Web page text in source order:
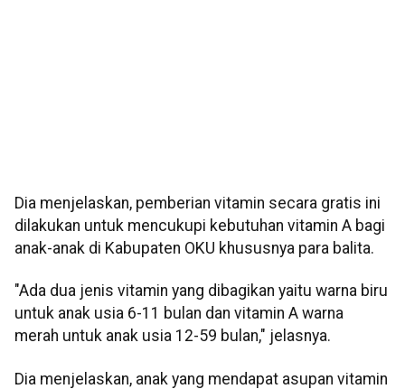
Dia menjelaskan, pemberian vitamin secara gratis ini
dilakukan untuk mencukupi kebutuhan vitamin A bagi
anak-anak di Kabupaten OKU khususnya para balita.
"Ada dua jenis vitamin yang dibagikan yaitu warna biru
untuk anak usia 6-11 bulan dan vitamin A warna
merah untuk anak usia 12-59 bulan," jelasnya.
Dia menjelaskan, anak yang mendapat asupan vitamin